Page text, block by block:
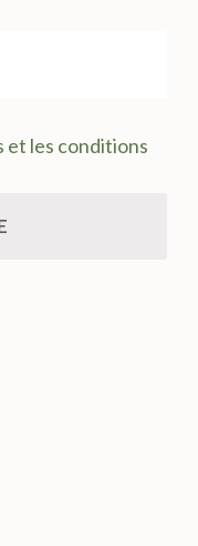
et les conditions